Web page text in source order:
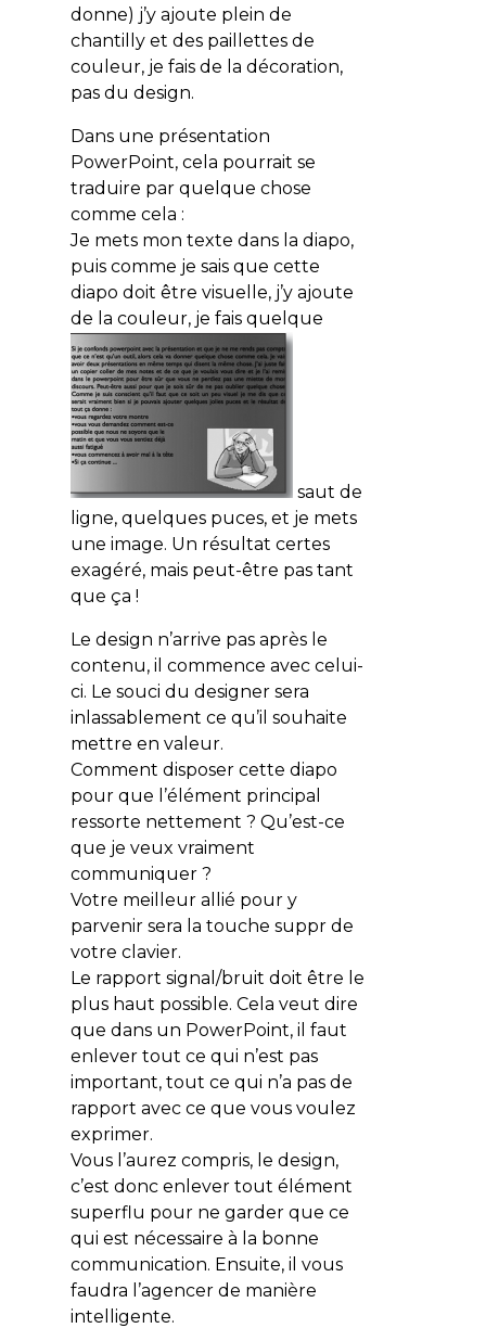
donne) j’y ajoute plein de
chantilly et des paillettes de
couleur, je fais de la décoration,
pas du design.
Dans une présentation
PowerPoint, cela pourrait se
traduire par quelque chose
comme cela :
Je mets mon texte dans la diapo,
puis comme je sais que cette
diapo doit être visuelle, j’y ajoute
de la couleur, je fais quelque
saut de
ligne, quelques puces, et je mets
une image. Un résultat certes
exagéré, mais peut-être pas tant
que ça !
Le design n’arrive pas après le
contenu, il commence avec celui-
ci. Le souci du designer sera
inlassablement ce qu’il souhaite
mettre en valeur.
Comment disposer cette diapo
pour que l’élément principal
ressorte nettement ? Qu’est-ce
que je veux vraiment
communiquer ?
Votre meilleur allié pour y
parvenir sera la touche supprde
votre clavier.
Le rapport signal/bruit doit être le
plus haut possible. Cela veut dire
que dans un PowerPoint, il faut
enlever tout ce qui n’est pas
important, tout ce qui n’a pas de
rapport avec ce que vous voulez
exprimer.
Vous l’aurez compris, le design,
c’est donc enlever tout élément
superflu pour ne garder que ce
qui est nécessaire à la bonne
communication. Ensuite, il vous
faudra l’agencer de manière
intelligente.